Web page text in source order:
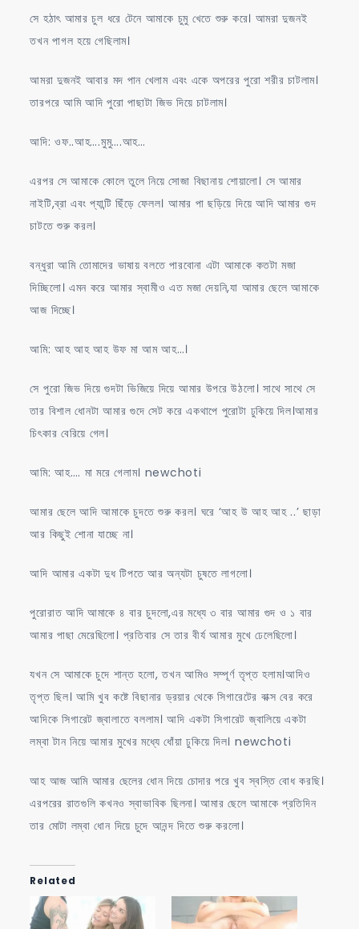
সে হঠাৎ আমার চুল ধরে টেনে আমাকে চুমু খেতে শুরু করে। আমরা দুজনই
তখন পাগল হয়ে গেছিলাম।
আমরা দুজনই আবার মদ পান খেলাম এবং একে অপরের পুরো শরীর চাটলাম।
তারপরে আমি আদি পুরো পাছাটা জিভ দিয়ে চাটলাম।
আদি: ওফ..আহ….মুমু….আহ…
এরপর সে আমাকে কোলে তুলে নিয়ে সোজা বিছানায় শোয়ালো। সে আমার
নাইটি,ব্রা এবং প্যান্টি ছিঁড়ে ফেলল। আমার পা ছড়িয়ে দিয়ে আদি আমার গুদ
চাটতে শুরু করল।
বন্ধুরা আমি তোমাদের ভাষায় বলতে পারবোনা এটা আমাকে কতটা মজা
দিচ্ছিলো। এমন করে আমার স্বামীও এত মজা দেয়নি,যা আমার ছেলে আমাকে
আজ দিচ্ছে।
আমি: আহ আহ আহ উফ মা আম আহ…।
সে পুরো জিভ দিয়ে গুদটা ভিজিয়ে দিয়ে আমার উপরে উঠলো। সাথে সাথে সে
তার বিশাল ধোনটা আমার গুদে সেট করে একথাপে পুরোটা ঢুকিয়ে দিল।আমার
চিৎকার বেরিয়ে গেল।
আমি: আহ…. মা মরে গেলাম। newchoti
আমার ছেলে আদি আমাকে চুদতে শুরু করল। ঘরে ‘আহ উ আহ আহ ..’ ছাড়া
আর কিছুই শোনা যাচ্ছে না।
আদি আমার একটা দুধ টিপতে আর অন্যটা চুষতে লাগলো।
পুরোরাত আদি আমাকে ৪ বার চুদলো,এর মধ্যে ৩ বার আমার গুদ ও ১ বার
আমার পাছা মেরেছিলো। প্রতিবার সে তার বীর্য আমার মুখে ঢেলেছিলো।
যখন সে আমাকে চুদে শান্ত হলো, তখন আমিও সম্পূর্ণ তৃপ্ত হলাম।আদিও
তৃপ্ত ছিল। আমি খুব কষ্টে বিছানার ড্রয়ার থেকে সিগারেটের বাক্স বের করে
আদিকে সিগারেট জ্বালাতে বললাম। আদি একটা সিগারেট জ্বালিয়ে একটা
লম্বা টান নিয়ে আমার মুখের মধ্যে ধোঁয়া ঢুকিয়ে দিল। newchoti
আহ আজ আমি আমার ছেলের ধোন দিয়ে চোদার পরে খুব স্বস্তি বোধ করছি।
এরপরের রাতগুলি কখনও স্বাভাবিক ছিলনা। আমার ছেলে আমাকে প্রতিদিন
তার মোটা লম্বা ধোন দিয়ে চুদে আনন্দ দিতে শুরু করলো।
Related